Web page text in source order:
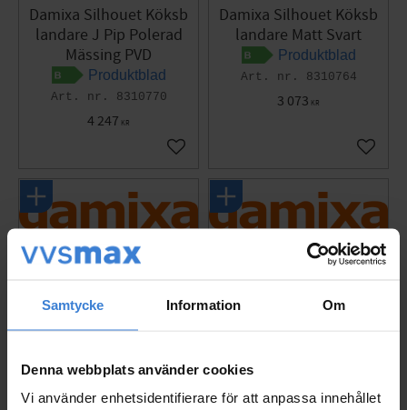
Samtycke Information Om
Denna webbplats använder cookies
Vi använder enhetsidentifierare för att anpassa innehållet
Damixa Silhouet Köksb
landare J Pip Polerad
Mässing PVD
Produktblad
8310770
4 247 KR
Lägg till i favoriter
Damixa Silhouet Köksb
landare Matt Svart
Produktblad
8310764
3 073 KR
Lägg